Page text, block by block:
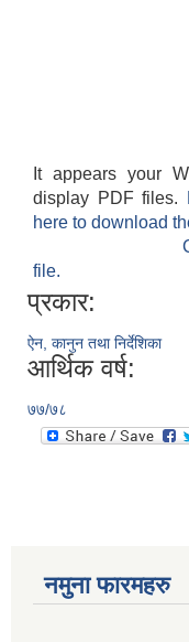
It appears your
display PDF files.
here to download
file.
प्रकार:
ऐन, कानुन तथा निर्देशिका
आर्थिक वर्ष:
७७/७८
नमुना फारमहरु